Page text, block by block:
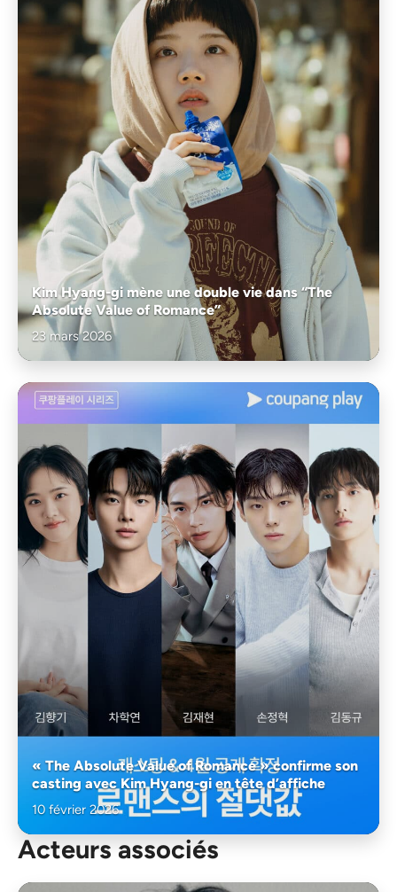
Kim Hyang-gi mène une double vie dans “The
Absolute Value of Romance”
23 mars 2026
« The Absolute Value of Romance » confirme son
casting avec Kim Hyang-gi en tête d’affiche
10 février 2026
Acteurs associés